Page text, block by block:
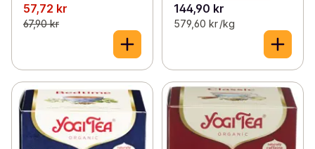
57,72 kr
67,90 kr
144,90 kr
579,60 kr /kg